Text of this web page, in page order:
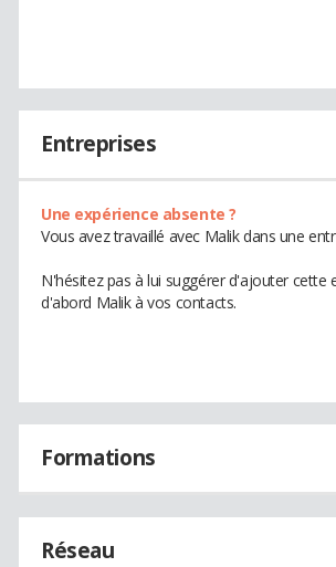
Entreprises
Une expérience absente ?
Vous avez travaillé avec Malik dans une
N'hésitez pas à lui suggérer d'ajouter cette
d'abord Malik à vos contacts.
Formations
Réseau